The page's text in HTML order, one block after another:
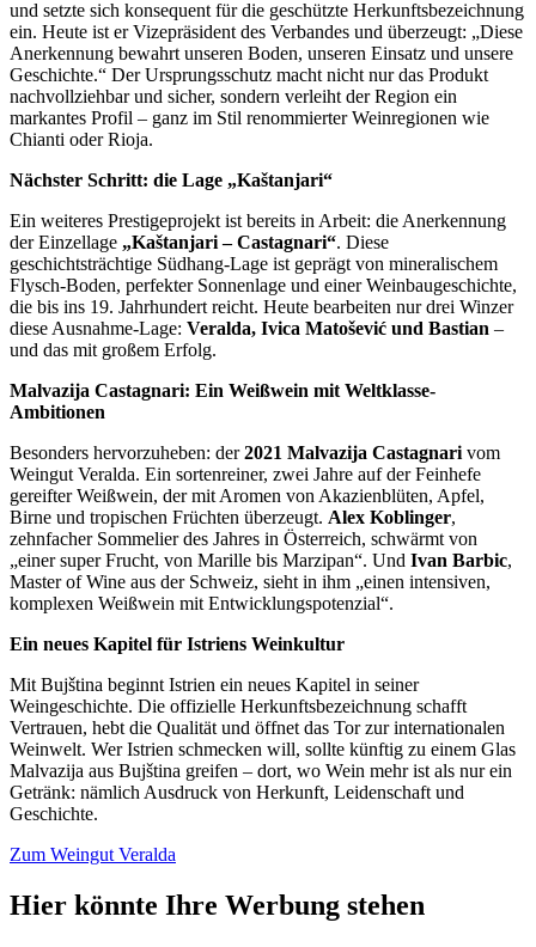
und setzte sich konsequent für die geschützte Herkunftsbezeichnung
ein. Heute ist er Vizepräsident des Verbandes und überzeugt: „Diese
Anerkennung bewahrt unseren Boden, unseren Einsatz und unsere
Geschichte.“ Der Ursprungsschutz macht nicht nur das Produkt
nachvollziehbar und sicher, sondern verleiht der Region ein
markantes Profil – ganz im Stil renommierter Weinregionen wie
Chianti oder Rioja.
Nächster Schritt: die Lage „Kaštanjari“
Ein weiteres Prestigeprojekt ist bereits in Arbeit: die Anerkennung
der Einzellage „Kaštanjari – Castagnari“. Diese
geschichtsträchtige Südhang-Lage ist geprägt von mineralischem
Flysch-Boden, perfekter Sonnenlage und einer Weinbaugeschichte,
die bis ins 19. Jahrhundert reicht. Heute bearbeiten nur drei Winzer
diese Ausnahme-Lage: Veralda, Ivica Matošević und Bastian –
und das mit großem Erfolg.
Malvazija Castagnari: Ein Weißwein mit Weltklasse-
Ambitionen
Besonders hervorzuheben: der2021 Malvazija Castagnari vom
Weingut Veralda. Ein sortenreiner, zwei Jahre auf der Feinhefe
gereifter Weißwein, der mit Aromen von Akazienblüten, Apfel,
Birne und tropischen Früchten überzeugt. Alex Koblinger,
zehnfacher Sommelier des Jahres in Österreich, schwärmt von
„einer super Frucht, von Marille bis Marzipan“. Und Ivan Barbic,
Master of Wine aus der Schweiz, sieht in ihm „einen intensiven,
komplexen Weißwein mit Entwicklungspotenzial“.
Ein neues Kapitel für Istriens Weinkultur
Mit Bujština beginnt Istrien ein neues Kapitel in seiner
Weingeschichte. Die offizielle Herkunftsbezeichnung schafft
Vertrauen, hebt die Qualität und öffnet das Tor zur internationalen
Weinwelt. Wer Istrien schmecken will, sollte künftig zu einem Glas
Malvazija aus Bujština greifen – dort, wo Wein mehr ist als nur ein
Getränk: nämlich Ausdruck von Herkunft, Leidenschaft und
Geschichte.
Zum Weingut Veralda
Hier könnte Ihre Werbung stehen